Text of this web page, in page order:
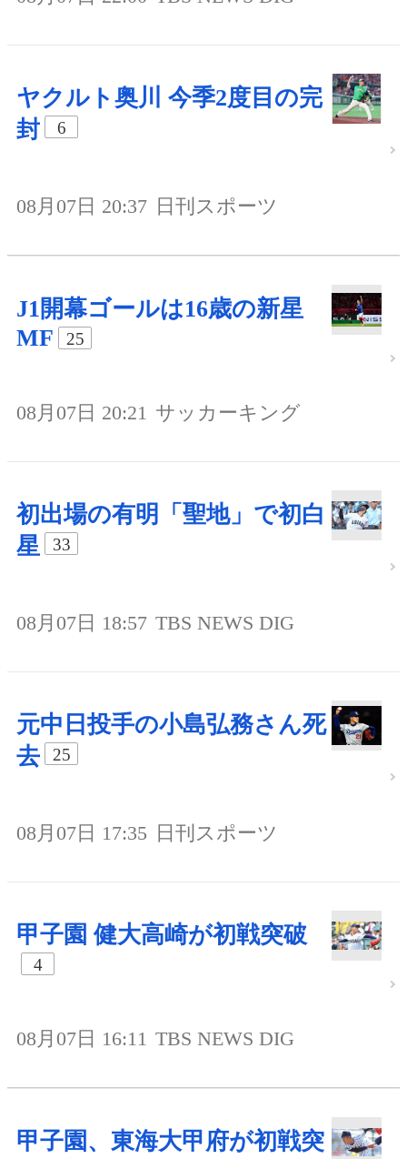
ヤクルト奥川 今季2度目の完
封
6
08月07日 20:37 日刊スポーツ
J1開幕ゴールは16歳の新星
MF
25
08月07日 20:21 サッカーキング
初出場の有明「聖地」で初白
星
33
08月07日 18:57 TBS NEWS DIG
元中日投手の小島弘務さん死
去
25
08月07日 17:35 日刊スポーツ
甲子園 健大高崎が初戦突破
4
08月07日 16:11 TBS NEWS DIG
甲子園、東海大甲府が初戦突